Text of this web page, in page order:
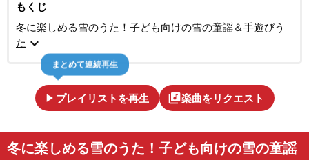
もくじ
冬に楽しめる雪のうた！子ども向けの雪の童謡＆手遊びう
た expand_more
play_arrow プレイリストを再生
まとめて連続再生
library_music楽曲をリクエスト
冬に楽しめる雪のうた！子ども向けの雪の童謡